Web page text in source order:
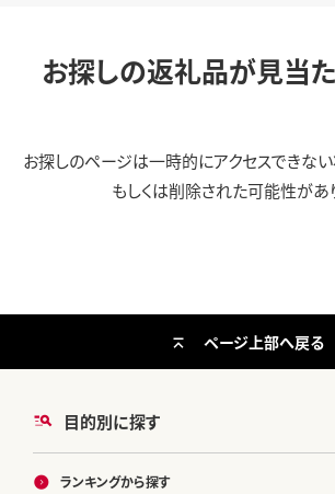
お探しの返礼品が見当た
お探しのページは一時的にアクセスできな
もしくは削除された可能性があ
目的別に探す
ランキングから探す
ページ上部へ戻る